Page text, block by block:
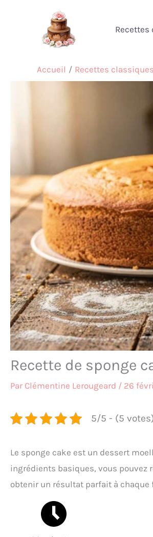
Recettes
Accueil Recettes classiques
Recette de sponge
Par Clémentine Lerougeard / 26
5/5 - (5
Le sponge cake est un dessert
ingrédients basiques, vous pouvez
obtenir un résultat parfait à chaque